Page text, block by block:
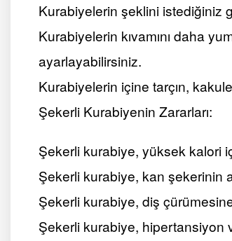
Kurabiyelerin şeklini istediğiniz
Kurabiyelerin kıvamını daha
ayarlayabilirsiniz.
Kurabiyelerin içine tarçın,
Şekerli Kurabiyenin Zararları:
Şekerli kurabiye, yüksek kalori
Şekerli kurabiye, kan şekerinin
Şekerli kurabiye, diş
Şekerli kurabiye, hipertansiyon